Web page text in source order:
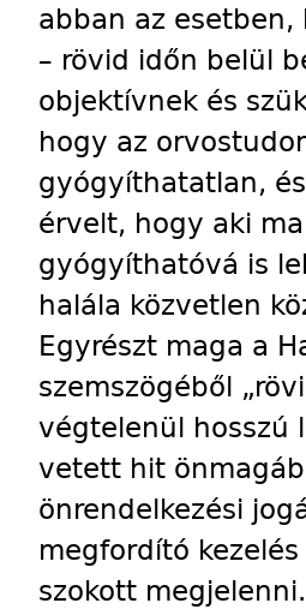
abban az esetben,
– rövid időn belül
objektívnek és
hogy az
gyógyíthatatlan,
érvelt, hogy aki
gyógyíthatóvá is
halála közvetlen
Egyrészt maga a
szemszögéből
végtelenül hosszú
vetett hit
önrendelkezési
megfordító
szokott